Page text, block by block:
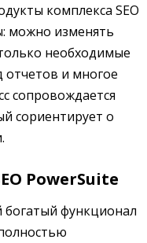
комплекса SEO
можно изменять
необходимые
и многое
сопровождается
сориентирует о
PowerSuite
богатый функционал